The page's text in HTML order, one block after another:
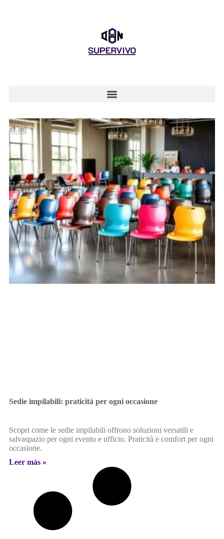
Sedie impilabili: praticità per ogni occasione
Scopri come le sedie impilabili offrono soluzioni versatili e
salvaspazio per ogni evento e ufficio. Praticità e comfort per ogni
occasione.
Leer más »